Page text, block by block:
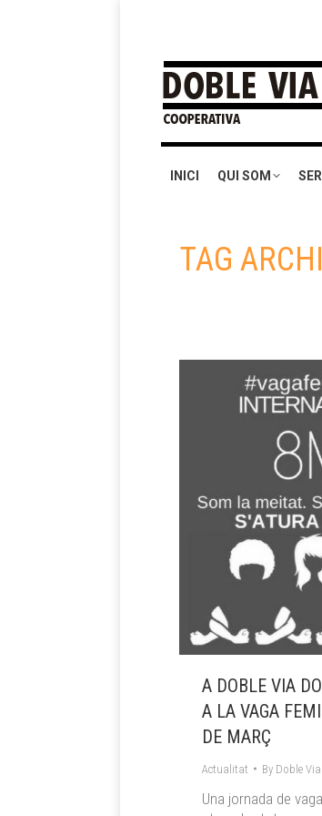
INICI QUI SOM
TAG
A DOBLE VIA
A LA VAGA
DE MARÇ
Actualitat By Doble Via
Una jornada de